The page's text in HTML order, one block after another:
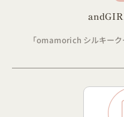
「omamorich シルキー